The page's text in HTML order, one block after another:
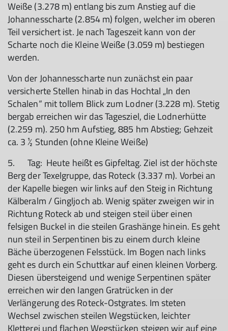
Weiße (3.278 m) entlang bis zum Anstieg auf die
Johannesscharte (2.854 m) folgen, welcher im oberen
Teil versichert ist. Je nach Tageszeit kann von der
Scharte noch die Kleine Weiße (3.059 m) bestiegen
werden.
Von der Johannesscharte nun zunächst ein paar
versicherte Stellen hinab in das Hochtal „In den
Schalen“ mit tollem Blick zum Lodner (3.228 m). Stetig
bergab erreichen wir das Tagesziel, die Lodnerhütte
(2.259 m). 250 hm Aufstieg, 885 hm Abstieg; Gehzeit
ca. 3 ½ Stunden (ohne Kleine Weiße)
5. Tag: Heute heißt es Gipfeltag. Ziel ist der höchste
Berg der Texelgruppe, das Roteck (3.337 m). Vorbei an
der Kapelle biegen wir links auf den Steig in Richtung
Kälberalm / Gingljoch ab. Wenig später zweigen wir in
Richtung Roteck ab und steigen steil über einen
felsigen Buckel in die steilen Grashänge hinein. Es geht
nun steil in Serpentinen bis zu einem durch kleine
Bäche überzogenen Felsstück. Im Bogen nach links
geht es durch ein Schuttkar auf einen kleinen Vorberg.
Diesen übersteigend und wenige Serpentinen später
erreichen wir den langen Gratrücken in der
Verlängerung des Roteck-Ostgrates. Im steten
Wechsel zwischen steilen Wegstücken, leichter
Kletterei und flachen Wegstücken steigen wir auf eine